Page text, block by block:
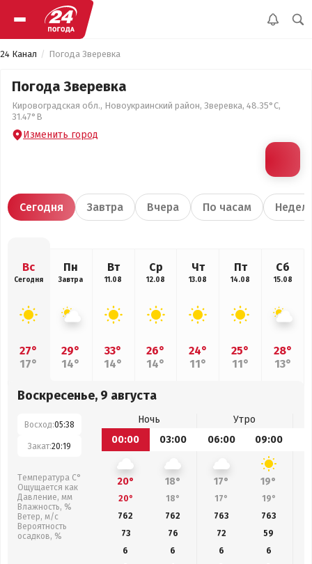
24 Канал Погода Зверевка
Погода Зверевка
Кировоградская обл., Новоукраинский район, Зверевка, 48.35°С,
31.47°В
Изменить город
Сегодня Завтра Вчера По часам
Вс
Сегодня
27°
17°
Пн
Завтра
29°
14°
Вт
11.08
33°
14°
Ср
12.08
26°
14°
Чт
13.08
24°
11°
Пт
14.08
25°
11°
Сб
15.08
28°
13°
Воскресенье, 9 августа
Восход:05:38
Закат:20:19
Температура С°
Ощущается как
Давление, мм
Влажность, %
Ветер, м/с
Вероятность
осадков, %
Ночь
Утро
00:00
03:00 06:00 09:00
20° 18° 17° 19°
20° 18° 17° 19°
762
762 763 763
73
76 72 59
6
6 6
6